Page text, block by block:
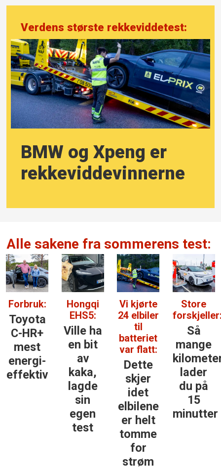
Verdens største rekkeviddetest:
BMW og Xpeng er
rekkevidde­vinnerne
Alle sakene fra sommerens test:
Forbruk:
Toyota
C-HR+
mest
energi­
effektiv
Hongqi
EHS5:
Ville ha
en bit
av
kaka,
lagde
sin
egen
test
Vi kjørte
24 elbiler
til
batteriet
var flatt:
Dette
skjer
idet
elbilene
er helt
tomme
for
strøm
Store
Så
mange
lader
du på
15
minutter